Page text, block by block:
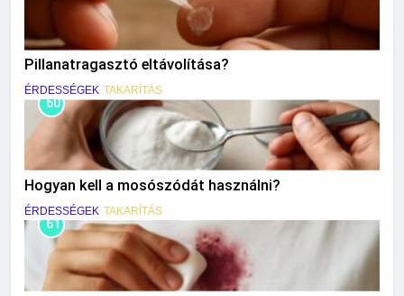
Pillanatragasztó eltávolítása?
ÉRDESSÉGEK TAKARÍTÁS
60
Hogyan kell a mosószódát használni?
ÉRDESSÉGEK TAKARÍTÁS
61